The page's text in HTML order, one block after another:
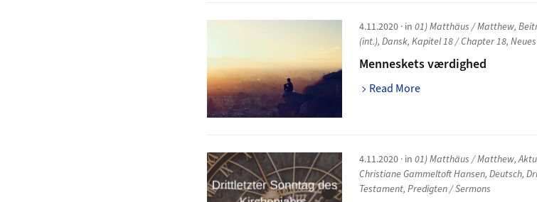
4.11.2020 · in01) Matthäus / Matthew,
(int.),Dansk,Kapitel 18 / Chapter 18,
Menneskets værdighed
Read More
4.11.2020 · in01) Matthäus / Matthew,
Christiane Gammeltoft Hansen,Deutsch,
Testament,Predigten / Sermons